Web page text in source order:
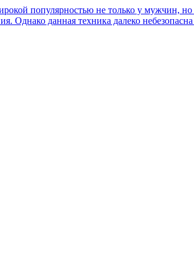
популярностью не только у мужчин,
Однако данная техника далеко